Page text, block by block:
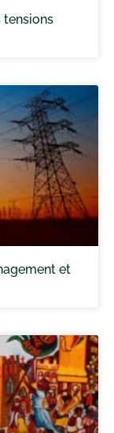
tensions
et